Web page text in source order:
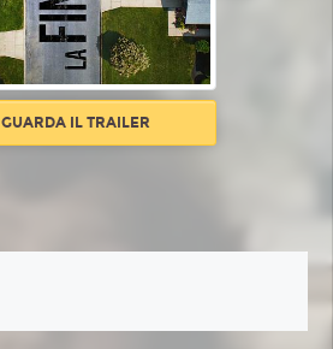
GUARDA IL TRAILER